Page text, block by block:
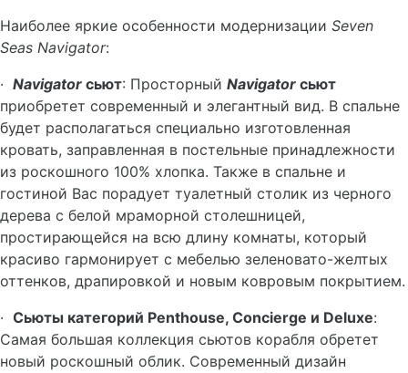
Наиболее яркие особенности модернизации Seven
Seas Navigator:
· Navigator сьют: Просторный Navigator сьют
приобретет современный и элегантный вид. В спальне
будет располагаться специально изготовленная
кровать, заправленная в постельные принадлежности
из роскошного 100% хлопка. Также в спальне и
гостиной Вас порадует туалетный столик из черного
дерева с белой мраморной столешницей,
простирающейся на всю длину комнаты, который
красиво гармонирует с мебелью зеленовато-желтых
оттенков, драпировкой и новым ковровым покрытием.
· Сьюты категорий Penthouse, Concierge и Deluxe:
Самая большая коллекция сьютов корабля обретет
новый роскошный облик. Современный дизайн